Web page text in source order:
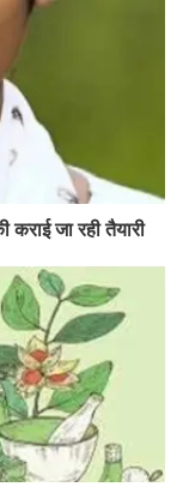
कराई जा रही तैयारी